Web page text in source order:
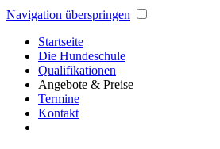
Navigation überspringen
Startseite
Die Hundeschule
Qualifikationen
Angebote & Preise
Termine
Kontakt